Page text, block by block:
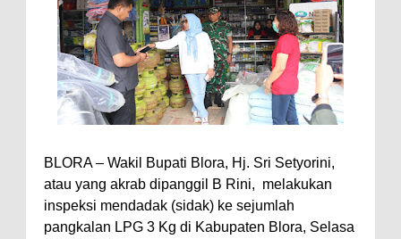
‎BLORA – Wakil Bupati Blora, Hj. Sri Setyorini,
atau yang akrab dipanggil B Rini, melakukan
inspeksi mendadak (sidak) ke sejumlah
pangkalan LPG 3 Kg di Kabupaten Blora, Selasa